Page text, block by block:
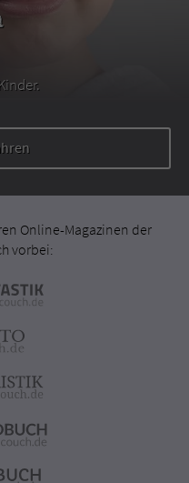
Online-Magazinen der
vorbei: